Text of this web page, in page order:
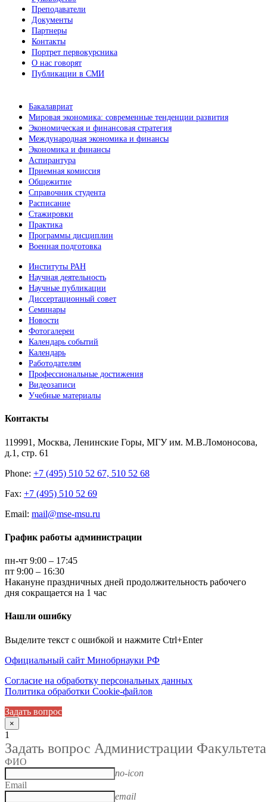
Преподаватели
Документы
Партнеры
Контакты
Портрет первокурсника
О нас говорят
Публикации в СМИ
Бакалавриат
Мировая экономика: современные тенденции развития
Экономическая и финансовая стратегия
Международная экономика и финансы
Экономика и финансы
Аспирантура
Приемная комиссия
Общежитие
Справочник студента
Расписание
Стажировки
Практика
Программы дисциплин
Военная подготовка
Институты РАН
Научная деятельность
Научные публикации
Диссертационный совет
Семинары
Новости
Фотогалереи
Календарь событий
Календарь
Работодателям
Профессиональные достижения
Видеозаписи
Учебные материалы
Контакты
119991, Москва, Ленинские Горы, МГУ им. М.В.Ломоносова,
д.1, стр. 61
Phone: +7 (495) 510 52 67, 510 52 68
Fax: +7 (495) 510 52 69
Email: mail@mse-msu.ru
График работы администрации
пн-чт 9:00 – 17:45
пт 9:00 – 16:30
Накануне праздничных дней продолжительность рабочего
дня сокращается на 1 час
Нашли ошибку
Выделите текст с ошибкой и нажмите Ctrl+Enter
Официальный сайт Минобрнауки РФ
Согласие на обработку персональных данных
Политика обработки Cookie-файлов
Задать вопрос
×
1
Задать вопрос Администрации Факультета
ФИО
no-icon
Email
email